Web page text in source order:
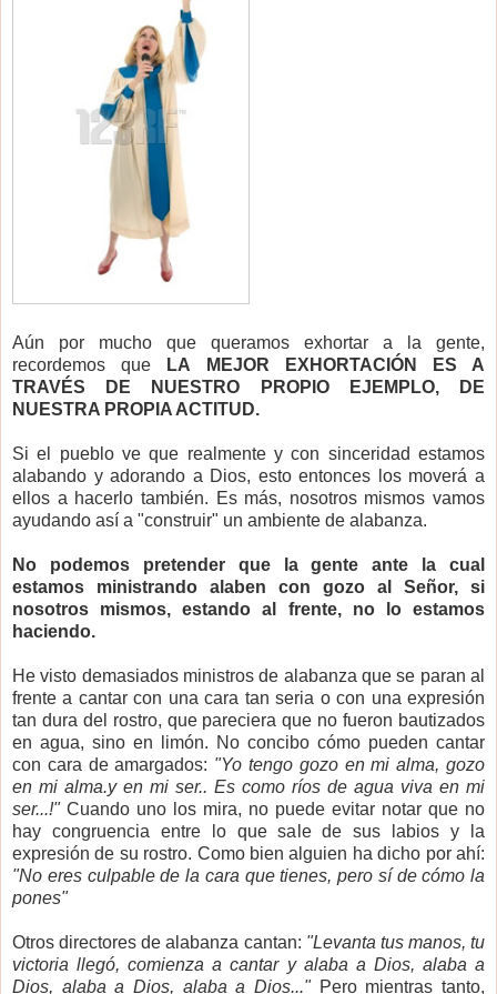
Aún por mucho que queramos exhortar a la gente,
recordemos que LA MEJOR EXHORTACIÓN ES A
TRAVÉS DE NUESTRO PROPIO EJEMPLO, DE
NUESTRA PROPIA ACTITUD.
Si el pueblo ve que realmente y con sinceridad estamos
alabando y adorando a Dios, esto entonces los moverá a
ellos a hacerlo también. Es más, nosotros mismos vamos
ayudando así a "construir" un ambiente de alabanza.
No podemos pretender que la gente ante la cual
estamos ministrando alaben con gozo al Señor, si
nosotros mismos, estando al frente, no lo estamos
haciendo.
He visto demasiados ministros de alabanza que se paran al
frente a cantar con una cara tan seria o con una expresión
tan dura del rostro, que pareciera que no fueron bautizados
en agua, sino en limón. No concibo cómo pueden cantar
con cara de amargados: "Yo tengo gozo en mi alma, gozo
en mi alma.y en mi ser.. Es como ríos de agua viva en mi
ser...!" Cuando uno los mira, no puede evitar notar que no
hay congruencia entre lo que sale de sus labios y la
expresión de su rostro. Como bien alguien ha dicho por ahí:
"No eres culpable de la cara que tienes, pero sí de cómo la
pones"
Otros directores de alabanza cantan: "Levanta tus manos, tu
victoria llegó, comienza a cantar y alaba a Dios, alaba a
Dios, alaba a Dios, alaba a Dios..." Pero mientras tanto,